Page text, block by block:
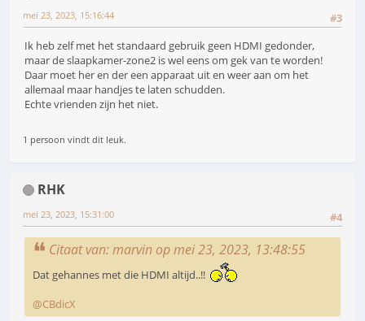
#3
mei 23, 2023, 15:16:44
Ik heb zelf met het standaard gebruik geen HDMI gedonder,
maar de slaapkamer-zone2 is wel eens om gek van te worden!
Daar moet her en der een apparaat uit en weer aan om het
allemaal maar handjes te laten schudden.
Echte vrienden zijn het niet.
1 persoon vindt dit leuk.
RHK
#4
mei 23, 2023, 15:31:00
Citaat van: marvin op mei 23, 2023, 13:48:55
Dat gehannes met die HDMI altijd..!!
@CBdicX